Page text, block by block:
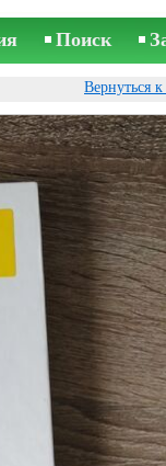
Поиск
Вернуться